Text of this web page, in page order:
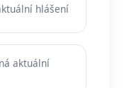
hlášení
aktuální